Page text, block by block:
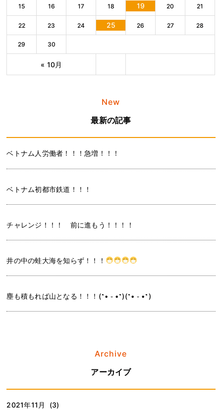
« 10月
15 16 17 18 19 20 21
22 23 24 25 26 27 28
29 30
New
最新の記事
ベトナム人労働者！！！急増！！！
ベトナム初都市鉄道！！！
チャレンジ！！！ 前に進もう！！！！
井の中の蛙大海を知らず！！！
塵も積もれば山となる！！！(˶• ֊ •˶)(˶• ֊ •˶)
Archive
アーカイブ
2021年11月 (3)